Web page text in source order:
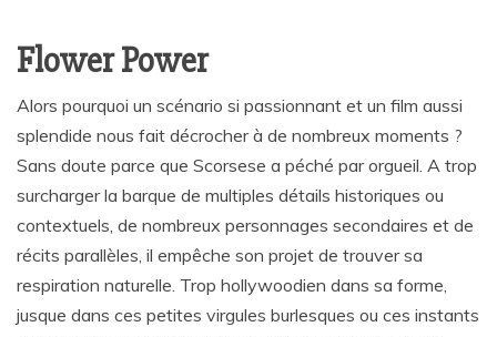
Flower Power
Alors pourquoi un scénario si passionnant et un film aussi
splendide nous fait décrocher à de nombreux moments ?
Sans doute parce que Scorsese a péché par orgueil. A trop
surcharger la barque de multiples détails historiques ou
contextuels, de nombreux personnages secondaires et de
récits parallèles, il empêche son projet de trouver sa
respiration naturelle. Trop hollywoodien dans sa forme,
jusque dans ces petites virgules burlesques ou ces instants